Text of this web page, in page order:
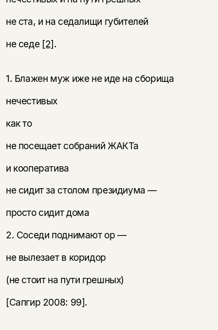
не ста, и на седалищи губителей
не седе [2].
1. Блажен муж иже не иде на сборища
нечестивых
как то
не посещает собраний ЖАКТа
и кооператива
не сидит за столом президиума —
просто сидит дома
2. Соседи поднимают ор —
не вылезает в коридор
(не стоит на пути грешных)
[Сапгир 2008: 99].